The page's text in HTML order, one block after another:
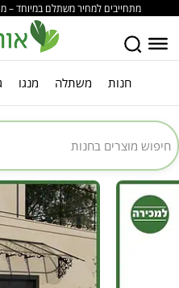
מתחייבים למחיר משתלם במיוחד –
חנות משתלה מנגו